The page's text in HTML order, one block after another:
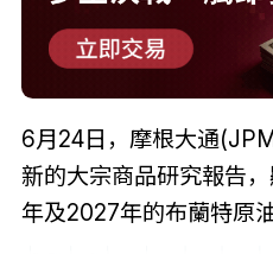
6月24日，摩根大通
新的大宗商品研究報告
年及2027年的布蘭特原